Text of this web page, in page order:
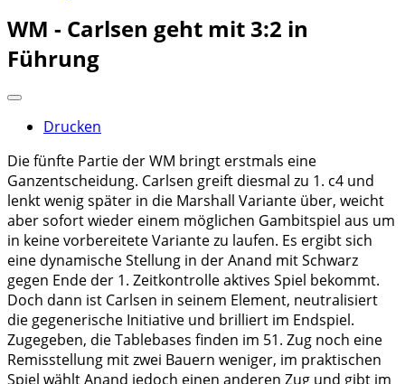
WM - Carlsen geht mit 3:2 in
Führung
Drucken
Die fünfte Partie der WM bringt erstmals eine
Ganzentscheidung. Carlsen greift diesmal zu 1. c4 und
lenkt wenig später in die Marshall Variante über, weicht
aber sofort wieder einem möglichen Gambitspiel aus um
in keine vorbereitete Variante zu laufen. Es ergibt sich
eine dynamische Stellung in der Anand mit Schwarz
gegen Ende der 1. Zeitkontrolle aktives Spiel bekommt.
Doch dann ist Carlsen in seinem Element, neutralisiert
die gegenerische Initiative und brilliert im Endspiel.
Zugegeben, die Tablebases finden im 51. Zug noch eine
Remisstellung mit zwei Bauern weniger, im praktischen
Spiel wählt Anand jedoch einen anderen Zug und gibt im